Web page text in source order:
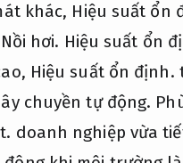
khác, Hiệu suất ổn
Nồi hơi. Hiệu suất ổn
Hiệu suất ổn định.
chuyền tự động.
doanh nghiệp vừa